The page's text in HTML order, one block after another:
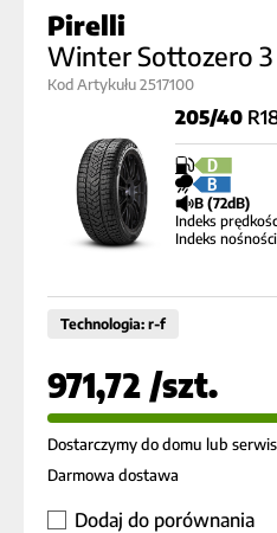
Pirelli
Winter Sottozero 3
Kod Artykułu 2517100
205/40
D
B
B (72dB)
Indeks
Indeks
Technologia: r-f
971,72 /szt.
Dostarczymy do domu lub
Darmowa dostawa
Dodaj do porównania